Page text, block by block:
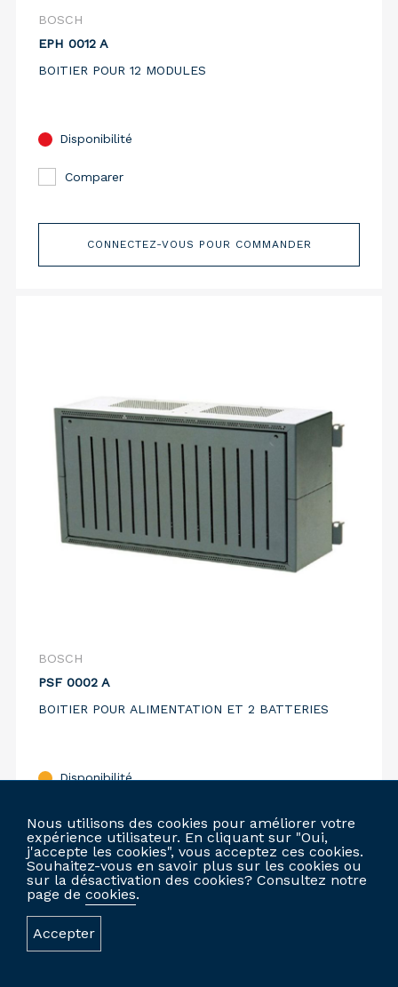
BOSCH
EPH 0012 A
BOITIER POUR 12 MODULES
Disponibilité
Comparer
CONNECTEZ-VOUS POUR COMMANDER
BOSCH
PSF 0002 A
BOITIER POUR ALIMENTATION ET 2 BATTERIES
Disponibilité
Comparer
CONNECTEZ-VOUS POUR COMMANDER
Nous utilisons des cookies pour améliorer votre
expérience utilisateur. En cliquant sur "Oui,
j'accepte les cookies", vous acceptez ces cookies.
Souhaitez-vous en savoir plus sur les cookies ou
sur la désactivation des cookies? Consultez notre
page de cookies.
Accepter
SITE WEB PERSONNALISÉ